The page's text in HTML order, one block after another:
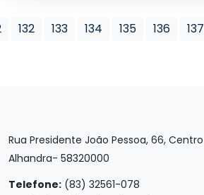
132 133 134 135 136 137
Rua Presidente João Pessoa, 66, Centro
Alhandra- 58320000
Telefone: (83) 32561-078